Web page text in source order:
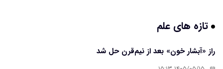
تازه های علم
راز «آبشار خون» بعد از نیم‌قرن حل شد